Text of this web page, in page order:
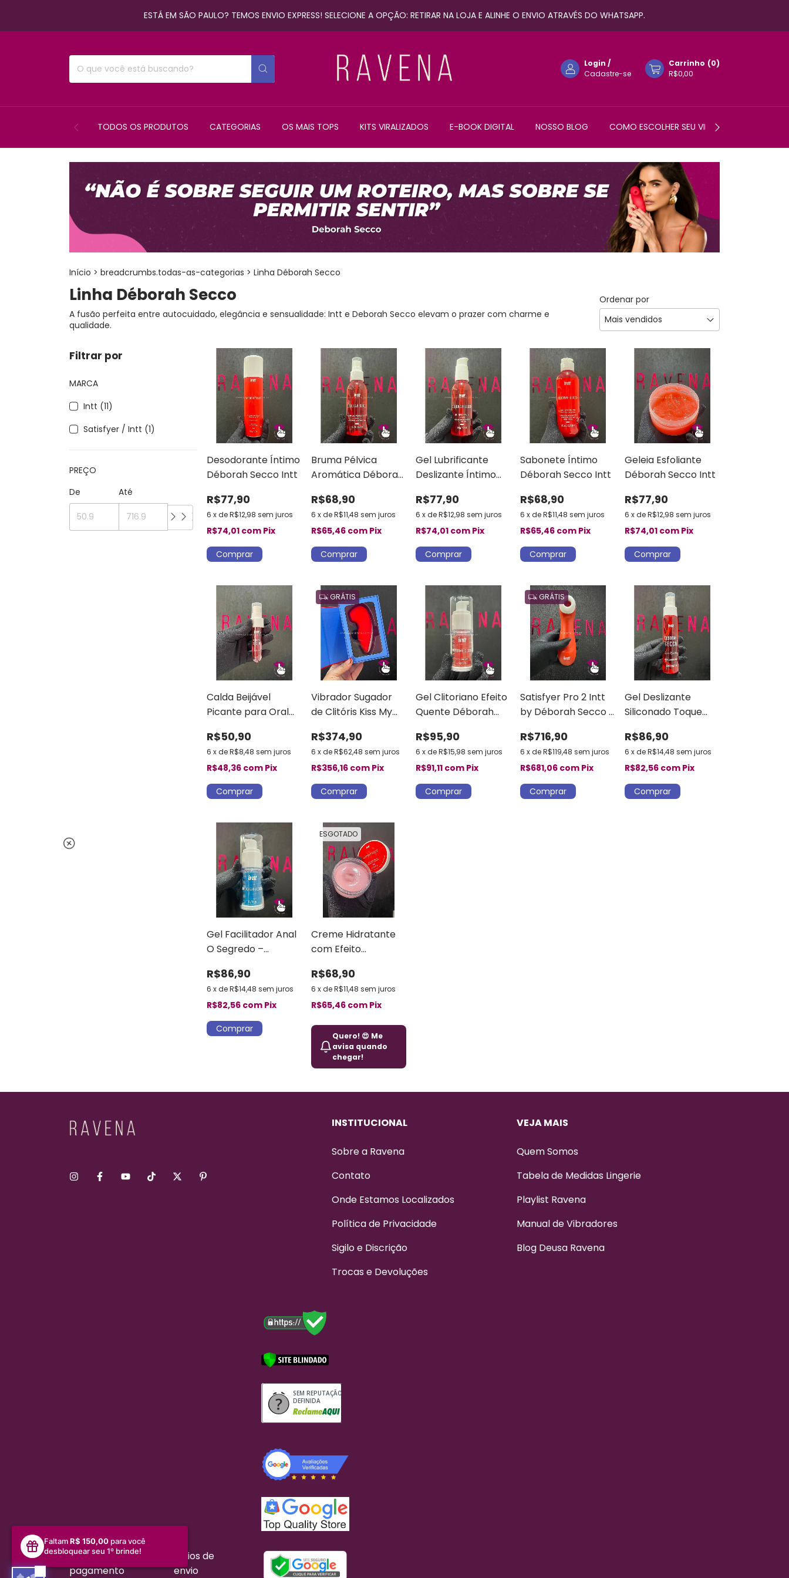
FaltamR$ 150,00 para você
desbloquear seu 1º brinde!
ESTÁ EM SÃO PAULO? TEMOS ENVIO EXPRESS! SELECIONE A OPÇÃO: RETIRAR NA LOJA E ALINHE O ENVIO ATRAVÉS DO WHATSAPP.
Login /
Cadastre-se
Carrinho (0)
R$0,00
TODOS OS PRODUTOS CATEGORIAS OS MAIS TOPS KITS VIRALIZADOS E-BOOK DIGITAL NOSSO BLOG COMO ESCOLHER SEU VIBRADOR?
Início > breadcrumbs.todas-as-categorias > Linha Déborah Secco
Linha Déborah Secco
A fusão perfeita entre autocuidado, elegância e sensualidade: Intt e Deborah Secco elevam o prazer com charme e
qualidade.
Ordenar por
Filtrar por
MARCA
Intt (11)
Satisfyer / Intt (1)
PREÇO
De
Até
Desodorante Íntimo
Déborah Secco Intt
R$77,90
6 xdeR$12,98 sem juros
R$74,01 com Pix
Bruma Pélvica
Aromática Déborah
R$68,90
6 xdeR$11,48 sem juros
R$65,46 com Pix
Gel Lubrificante
Deslizante Íntimo
R$77,90
6 xdeR$12,98 sem juros
R$74,01 com Pix
Sabonete Íntimo
Déborah Secco Intt
R$68,90
6 xdeR$11,48 sem juros
R$65,46 com Pix
Geleia Esfoliante
Déborah Secco Intt
R$77,90
6 xdeR$12,98 sem juros
R$74,01 com Pix
Calda Beijável
Picante para Oral
R$50,90
6 xdeR$8,48 sem juros
R$48,36 com Pix
GRÁTIS
Vibrador Sugador
de Clitóris Kiss My
3 Intensidades 4
Modos
Recarregável
R$374,90
6 xdeR$62,48 sem juros
R$356,16 com Pix
Gel Clitoriano Efeito
Quente Déborah
R$95,90
6 xdeR$15,98 sem juros
R$91,11 com Pix
GRÁTIS
Satisfyer Pro 2 Intt
by Déborah Secco –
Clitoriano Air-Pulse
R$716,90
6 xdeR$119,48 sem juros
R$681,06 com Pix
Gel Deslizante
Siliconado Toque
Déborah Secco Intt
R$86,90
6 xdeR$14,48 sem juros
R$82,56 com Pix
Gel Facilitador Anal
O Segredo –
R$86,90
6 xdeR$14,48 sem juros
R$82,56 com Pix
ESGOTADO
Creme Hidratante
com Efeito
Secco Intt
R$68,90
6 xdeR$11,48 sem juros
R$65,46 com Pix
Quero! 😍 Me
avisa quando
chegar!
INSTITUCIONAL
Sobre a Ravena
Contato
Onde Estamos Localizados
Política de Privacidade
Sigilo e Discrição
Trocas e Devoluções
VEJA MAIS
Quem Somos
Tabela de Medidas Lingerie
Playlist Ravena
Manual de Vibradores
Blog Deusa Ravena
Meios de
pagamento
Meios de
envio
SEM REPUTAÇÃO
DEFINIDA